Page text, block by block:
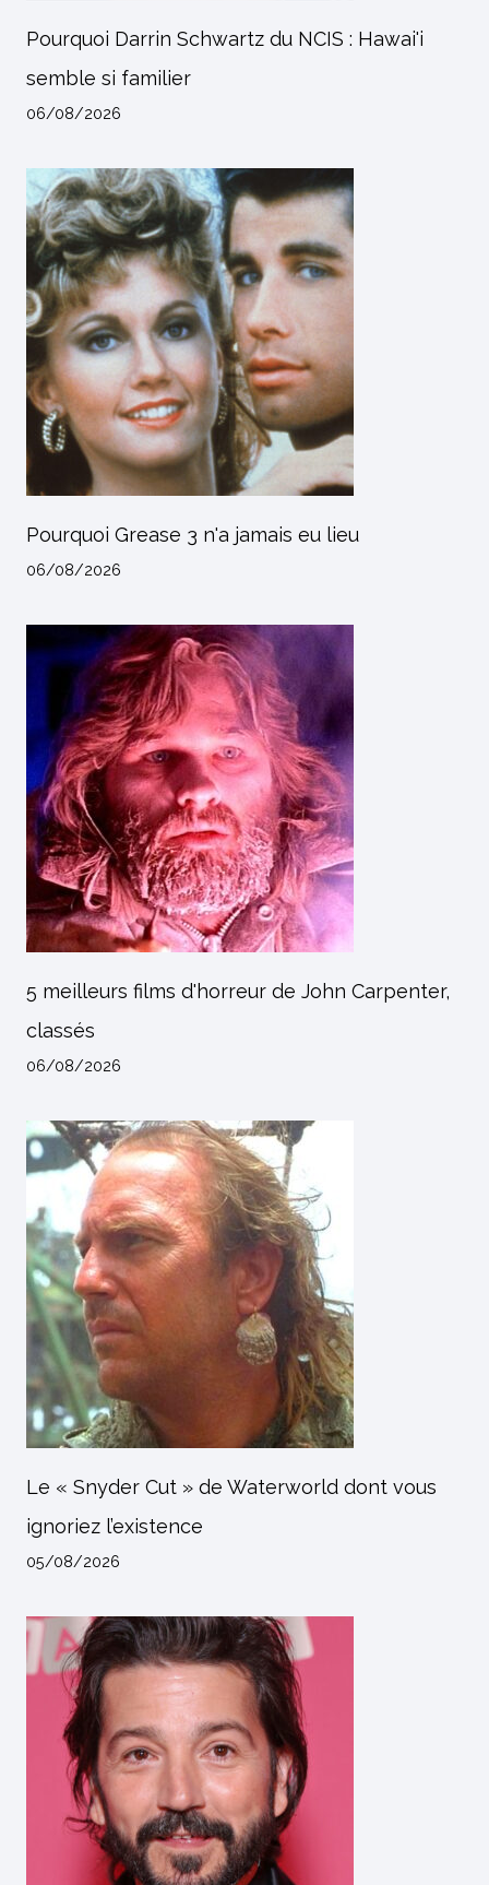
Pourquoi Darrin Schwartz du NCIS : Hawai'i
semble si familier
06/08/2026
Pourquoi Grease 3 n'a jamais eu lieu
06/08/2026
5 meilleurs films d'horreur de John Carpenter,
classés
06/08/2026
Le « Snyder Cut » de Waterworld dont vous
ignoriez l’existence
05/08/2026